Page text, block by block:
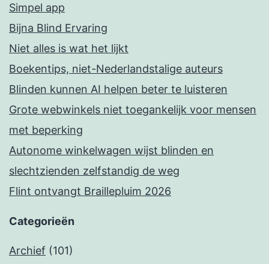
Simpel app
Bijna Blind Ervaring
Niet alles is wat het lijkt
Boekentips, niet-Nederlandstalige auteurs
Blinden kunnen AI helpen beter te luisteren
Grote webwinkels niet toegankelijk voor mensen
met beperking
Autonome winkelwagen wijst blinden en
slechtzienden zelfstandig de weg
Flint ontvangt Braillepluim 2026
Categorieën
Archief (101)